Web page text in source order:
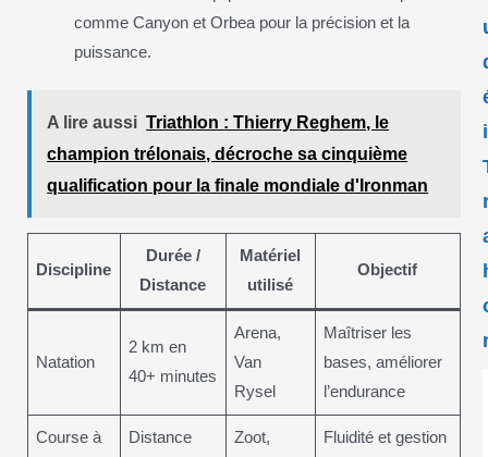
comme Canyon et Orbea pour la précision et la
puissance.
A lire aussi Triathlon : Thierry Reghem, le
champion trélonais, décroche sa cinquième
qualification pour la finale mondiale d'Ironman
Discipline
Durée /
Distance
Matériel
utilisé
Objectif
Natation
2 km en
40+ minutes
Arena,
Van
Rysel
Maîtriser les
bases, améliorer
l’endurance
Course à
Distance
Zoot,
Fluidité et gestion
i